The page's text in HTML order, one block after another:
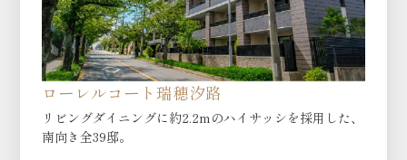
ローレルコート瑞穂汐路
リビングダイニングに約2.2mのハイサッシを採用した、
南向き全39邸。